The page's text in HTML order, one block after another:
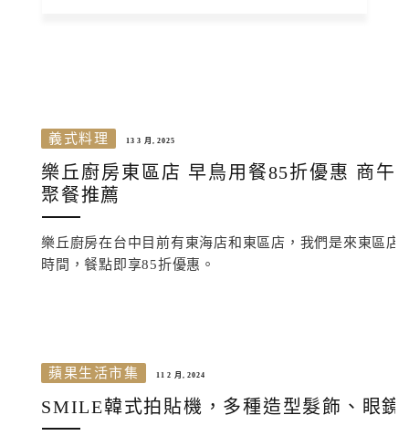
義式料理 13 3 月, 2025
樂丘廚房東區店 早鳥用餐85折優惠 商午
聚餐推薦
樂丘廚房在台中目前有東海店和東區店，我們是來東區
時間，餐點即享85折優惠。
蘋果生活市集 11 2 月, 2024
SMILE韓式拍貼機，多種造型髮飾、眼